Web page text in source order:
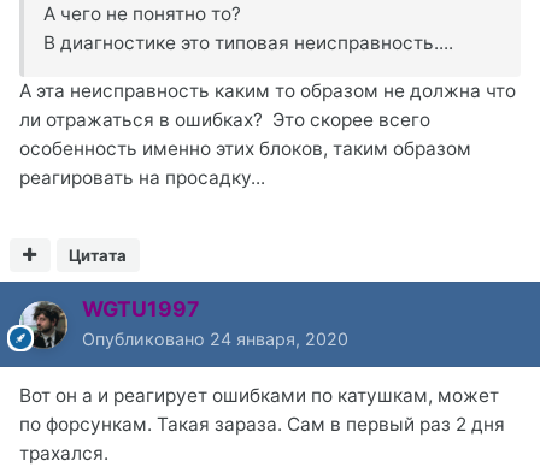
А чего не понятно то?
В диагностике это типовая неисправность....
А эта неисправность каким то образом не должна что
ли отражаться в ошибках? Это скорее всего
особенность именно этих блоков, таким образом
реагировать на просадку...
Цитата
WGTU1997
Опубликовано 24 января, 2020
Вот он а и реагирует ошибками по катушкам, может
по форсункам. Такая зараза. Сам в первый раз 2 дня
трахался.